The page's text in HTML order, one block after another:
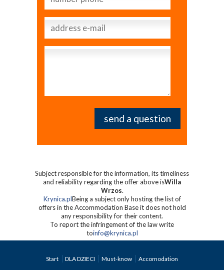
Subject responsible for the information, its timeliness
and reliability regarding the offer above isWilla
Wrzos.
Krynica.plBeing a subject only hosting the list of
offers in the Accommodation Base it does not hold
any responsibility for their content.
To report the infringement of the law write
toinfo@krynica.pl
Start DLA DZIECI Must-know
Accomodation